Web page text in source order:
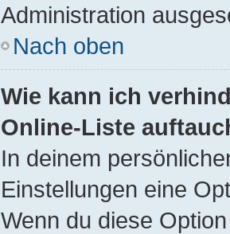
Administration
Nach oben
Wie kann ich
Online-Liste
In deinem
Einstellungen eine
Wenn du diese